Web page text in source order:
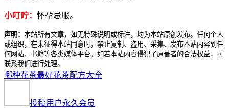
小叮咛： 怀孕忌服。
声明： 本站所有文章，如无特殊说明或标注，均为本站原创发布。任何个人
或组织，在未征得本站同意时，禁止复制、盗用、采集、发布本站内容到任
何网站、书籍等各类媒体平台。如若本站内容侵犯了原著者的合法权益，可
联系我们进行处理。
哪种花茶最好花茶配方大全
投稿用户永久会员